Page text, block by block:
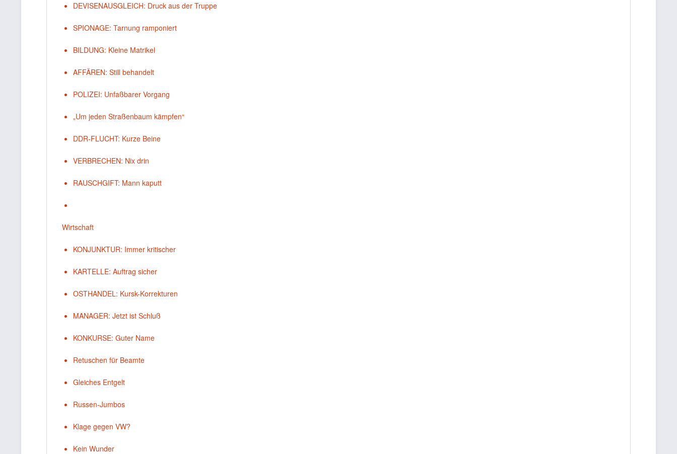
DEVISENAUSGLEICH: Druck aus der Truppe
SPIONAGE: Tarnung ramponiert
BILDUNG: Kleine Matrikel
AFFÄREN: Still behandelt
POLIZEI: Unfaßbarer Vorgang
„Um jeden Straßenbaum kämpfen“
DDR-FLUCHT: Kurze Beine
VERBRECHEN: Nix drin
RAUSCHGIFT: Mann kaputt
Wirtschaft
KONJUNKTUR: Immer kritischer
KARTELLE: Auftrag sicher
OSTHANDEL: Kursk-Korrekturen
MANAGER: Jetzt ist Schluß
KONKURSE: Guter Name
Retuschen für Beamte
Gleiches Entgelt
Russen-Jumbos
Klage gegen VW?
Kein Wunder